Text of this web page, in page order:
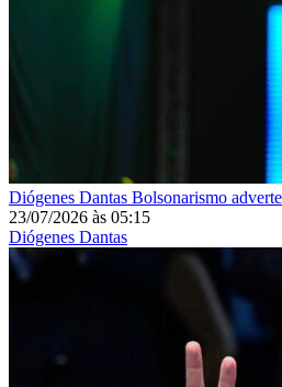
Diógenes Dantas Bolsonarismo
23/07/2026 às 05:15
Diógenes Dantas